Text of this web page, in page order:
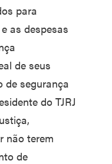
para
as despesas
de seus
de segurança
do TJRJ
não terem
de